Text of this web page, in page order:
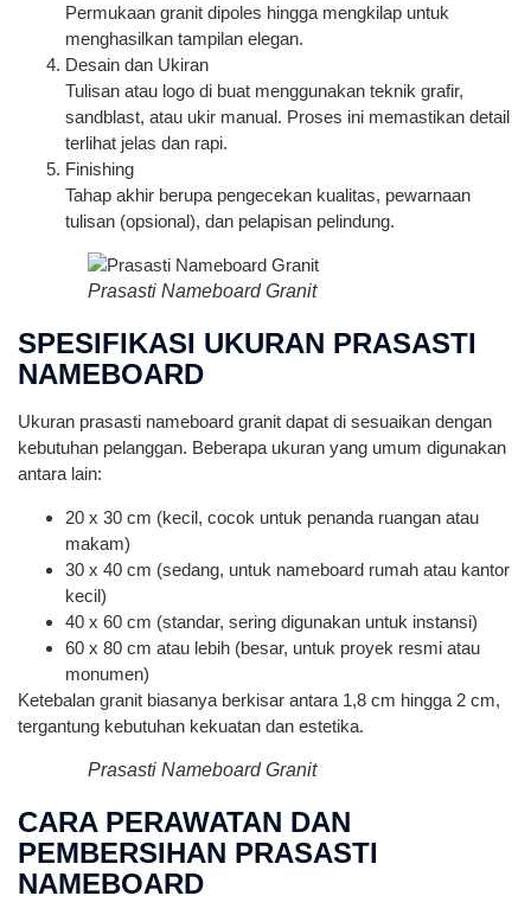
Permukaan granit dipoles hingga mengkilap untuk
menghasilkan tampilan elegan.
Desain dan Ukiran
Tulisan atau logo di buat menggunakan teknik grafir,
sandblast, atau ukir manual. Proses ini memastikan detail
terlihat jelas dan rapi.
Finishing
Tahap akhir berupa pengecekan kualitas, pewarnaan
tulisan (opsional), dan pelapisan pelindung.
Prasasti Nameboard Granit
SPESIFIKASI UKURAN PRASASTI
NAMEBOARD
Ukuran prasasti nameboard granit dapat di sesuaikan dengan
kebutuhan pelanggan. Beberapa ukuran yang umum digunakan
antara lain:
20 x 30 cm (kecil, cocok untuk penanda ruangan atau
makam)
30 x 40 cm (sedang, untuk nameboard rumah atau kantor
kecil)
40 x 60 cm (standar, sering digunakan untuk instansi)
60 x 80 cm atau lebih (besar, untuk proyek resmi atau
monumen)
Ketebalan granit biasanya berkisar antara 1,8 cm hingga 2 cm,
tergantung kebutuhan kekuatan dan estetika.
Prasasti Nameboard Granit
CARA PERAWATAN DAN
PEMBERSIHAN PRASASTI
NAMEBOARD